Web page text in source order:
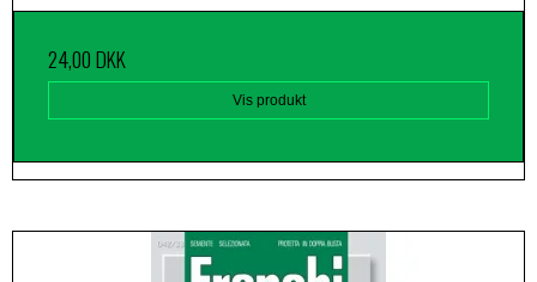
24,00 DKK
Vis produkt